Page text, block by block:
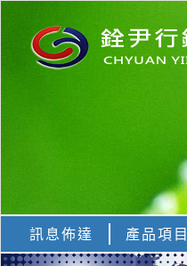
訊息佈達 產品項目